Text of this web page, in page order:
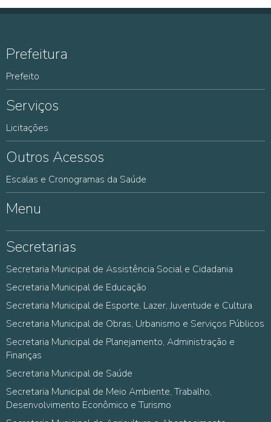
Prefeitura
Prefeito
Serviços
Licitações
Outros Acessos
Escalas e Cronogramas da Saúde
Menu
Secretarias
Secretaria Municipal de Assistência Social e Cidadania
Secretaria Municipal de Educação
Secretaria Municipal de Esporte, Lazer, Juventude e Cultura
Secretaria Municipal de Obras, Urbanismo e Serviços Públicos
Secretaria Municipal de Planejamento, Administração e
Finanças
Secretaria Municipal de Saúde
Secretaria Municipal de Meio Ambiente, Trabalho,
Desenvolvimento Econômico e Turismo